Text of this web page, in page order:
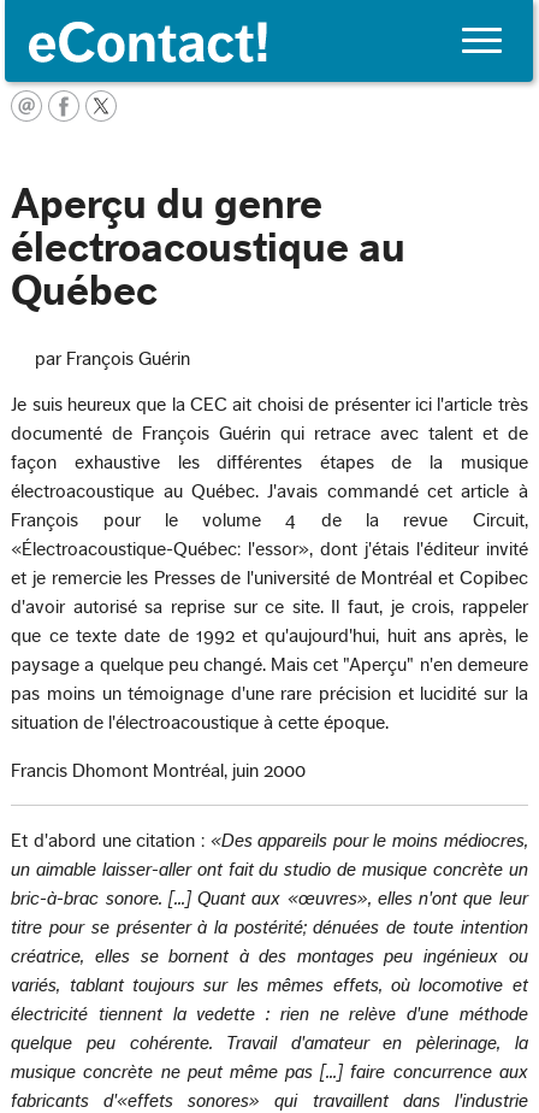
Toggle
Aperçu du genre
électroacoustique au
Québec
par François Guérin
Je suis heureux que la CEC ait choisi de présenter ici l'article très
documenté de François Guérin qui retrace avec talent et de
façon exhaustive les différentes étapes de la musique
électroacoustique au Québec. J'avais commandé cet article à
François pour le volume 4 de la revue Circuit,
«Électroacoustique-Québec: l'essor», dont j'étais l'éditeur invité
et je remercie les Presses de l'université de Montréal et Copibec
d'avoir autorisé sa reprise sur ce site. Il faut, je crois, rappeler
que ce texte date de 1992 et qu'aujourd'hui, huit ans après, le
paysage a quelque peu changé. Mais cet "Aperçu" n'en demeure
pas moins un témoignage d'une rare précision et lucidité sur la
situation de l'électroacoustique à cette époque.
Francis Dhomont Montréal, juin 2000
Et d'abord une citation : «Des appareils pour le moins médiocres,
un aimable laisser-aller ont fait du studio de musique concrète un
bric-à-brac sonore. [...] Quant aux «œuvres», elles n'ont que leur
titre pour se présenter à la postérité; dénuées de toute intention
créatrice, elles se bornent à des montages peu ingénieux ou
variés, tablant toujours sur les mêmes effets, où locomotive et
électricité tiennent la vedette : rien ne relève d'une méthode
quelque peu cohérente. Travail d'amateur en pèlerinage, la
musique concrète ne peut même pas [...] faire concurrence aux
fabricants d'«effets sonores» qui travaillent dans l'industrie